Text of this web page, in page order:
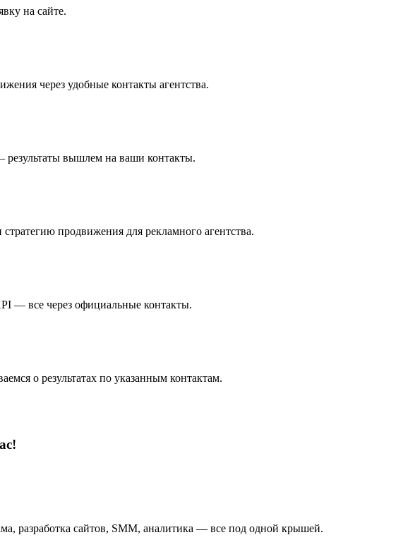
на сайте.
через удобные контакты агентства.
вышлем на ваши контакты.
продвижения для рекламного агентства.
— все через официальные контакты.
о результатах по указанным контактам.
разработка сайтов, SMM, аналитика — все под одной крышей.